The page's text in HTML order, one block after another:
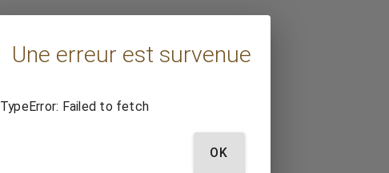
Une erreur est survenue
TypeError: Failed to fetch
OK